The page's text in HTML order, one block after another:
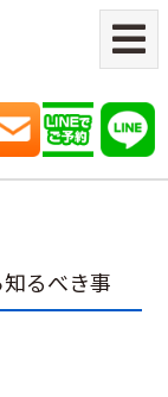
るべき事